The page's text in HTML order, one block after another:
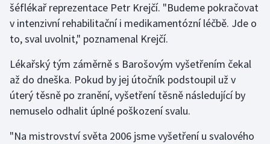
Ragby
Rychlobruslení
Rychlostní kanoistika
Short track
Sportovní střelba
šéflékař reprezentace Petr Krejčí. "Budeme pokračovat
v intenzivní rehabilitační i medikamentózní léčbě. Jde o
to, sval uvolnit," poznamenal Krejčí.
Lékařský tým záměrně s Barošovým vyšetřením čekal
až do dneška. Pokud by jej útočník podstoupil už v
úterý těsně po zranění, vyšetření těsně následující by
nemuselo odhalit úplné poškození svalu.
"Na mistrovství světa 2006 jsme vyšetření u svalového